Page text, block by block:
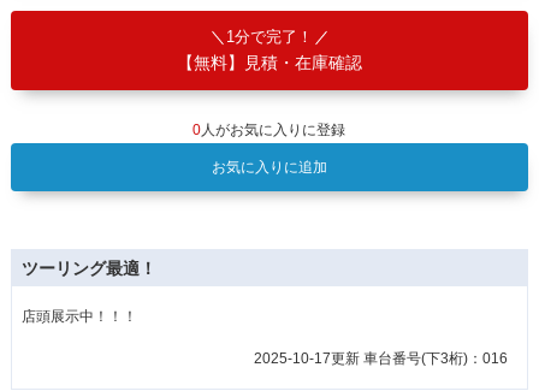
1分で完了！
【無料】見積・在庫確認
0人がお気に入りに登録
お気に入りに追加
ツーリング最適！
店頭展示中！！！
2025-10-17更新 車台番号(下3桁)：016